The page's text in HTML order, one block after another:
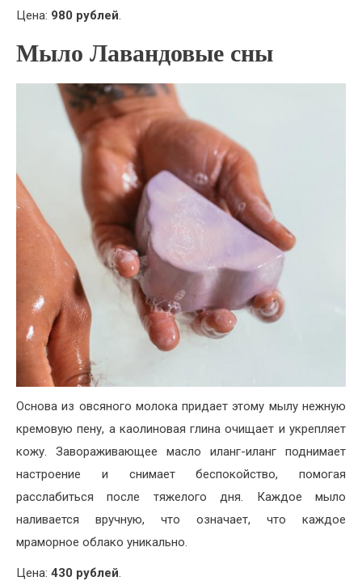
Цена: 980 рублей.
Мыло Лавандовые сны
Основа из овсяного молока придает этому мылу нежную
кремовую пену, а каолиновая глина очищает и укрепляет
кожу. Завораживающее масло иланг-иланг поднимает
настроение и снимает беспокойство, помогая
расслабиться после тяжелого дня. Каждое мыло
наливается вручную, что означает, что каждое
мраморное облако уникально.
Цена: 430 рублей.